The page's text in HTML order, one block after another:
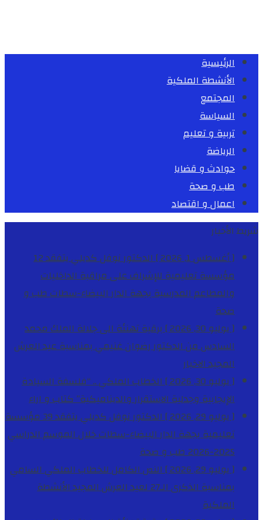
الرئيسية
الأنشطة الملكية
المجتمع
السياسة
تربية و تعليم
الرياضة
حوادث و قضايا
طب و صحة
اعمال و اقتصاد
شريط الأخبار
[ أغسطس 1, 2026 ]
الدكتور نوفل كديلي يتفقد 12
مؤسسة تعليمية للإشراف على مراقبة الداخليات
والمطاعم المدرسية بجهة الدار البيضاء-سطاتطب و
صحة
[ يوليو 30, 2026 ]
برقية تهنئة الى جلالة الملك محمد
السادس من الدكتور رضوان غنيمي بمناسبة عيد العرش
المجيدالاخبار
[ يوليو 30, 2026 ]
الخطاب الملكي .. “فلسفة السيادة
الإيجابية وجدلية الاستقرار والديناميكية”كتاب و اراء
[ يوليو 29, 2026 ]
الدكتور نوفل كديلي يتفقد 39 مؤسسة
تعليمية بجهة الدار البيضاء-سطات خلال الموسم الدراسي
2025-2026
طب و صحة
[ يوليو 29, 2026 ]
النص الكامل للخطاب الملكي السامي
بمناسبة الذكرى الـ27 لعيد العرش المجيد
الأنشطة
الملكية